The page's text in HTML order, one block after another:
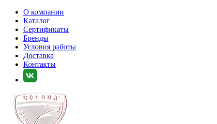
О компании
Каталог
Сертификаты
Бренды
Условия работы
Доставка
Контакты